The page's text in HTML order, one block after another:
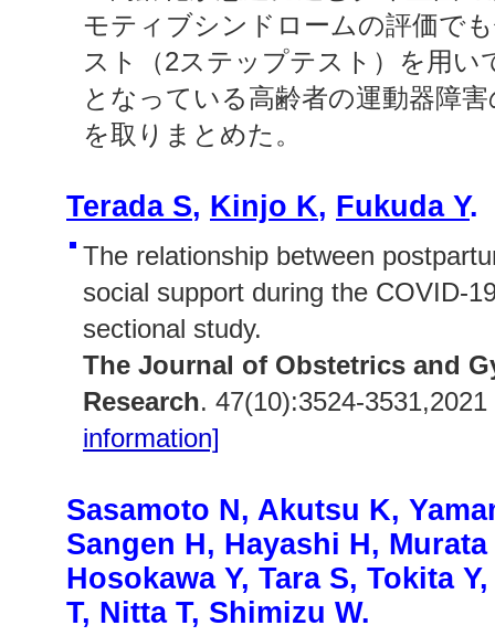
モティブシンドロームの評価で
スト（2ステップテスト）を用い
となっている高齢者の運動器障
を取りまとめた。
Terada S, Kinjo K, Fukuda Y.
The relationship between
social support during the COVID-
sectional study.
The Journal of Obstetrics and
Research. 47(10):3524-
information]
Sasamoto N, Akutsu K,
Sangen H, Hayashi H,
Hosokawa Y, Tara S, Tokita
T, Nitta T, Shimizu W.